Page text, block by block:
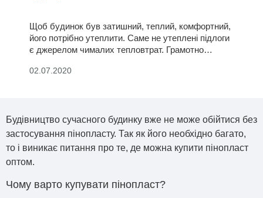
Щоб будинок був затишний, теплий, комфортний,
його потрібно утеплити. Саме не утеплені підлоги
є джерелом чималих тепловтрат. Грамотно
будинку під плитку, під ламінат або дерево
02.07.2020
Будівництво сучасного будинку вже не може обійтися без
застосування пінопласту. Так як його необхідно багато,
то і виникає питання про те, де можна купити пінопласт
оптом.
Чому варто купувати пінопласт?